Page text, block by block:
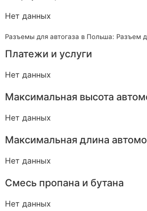
Нет данных
Разъемы для автогаза в Польша: Разъем
Платежи и услуги
Нет данных
Максимальная высота
Нет данных
Максимальная длина
Нет данных
Смесь пропана и бутана
Нет данных